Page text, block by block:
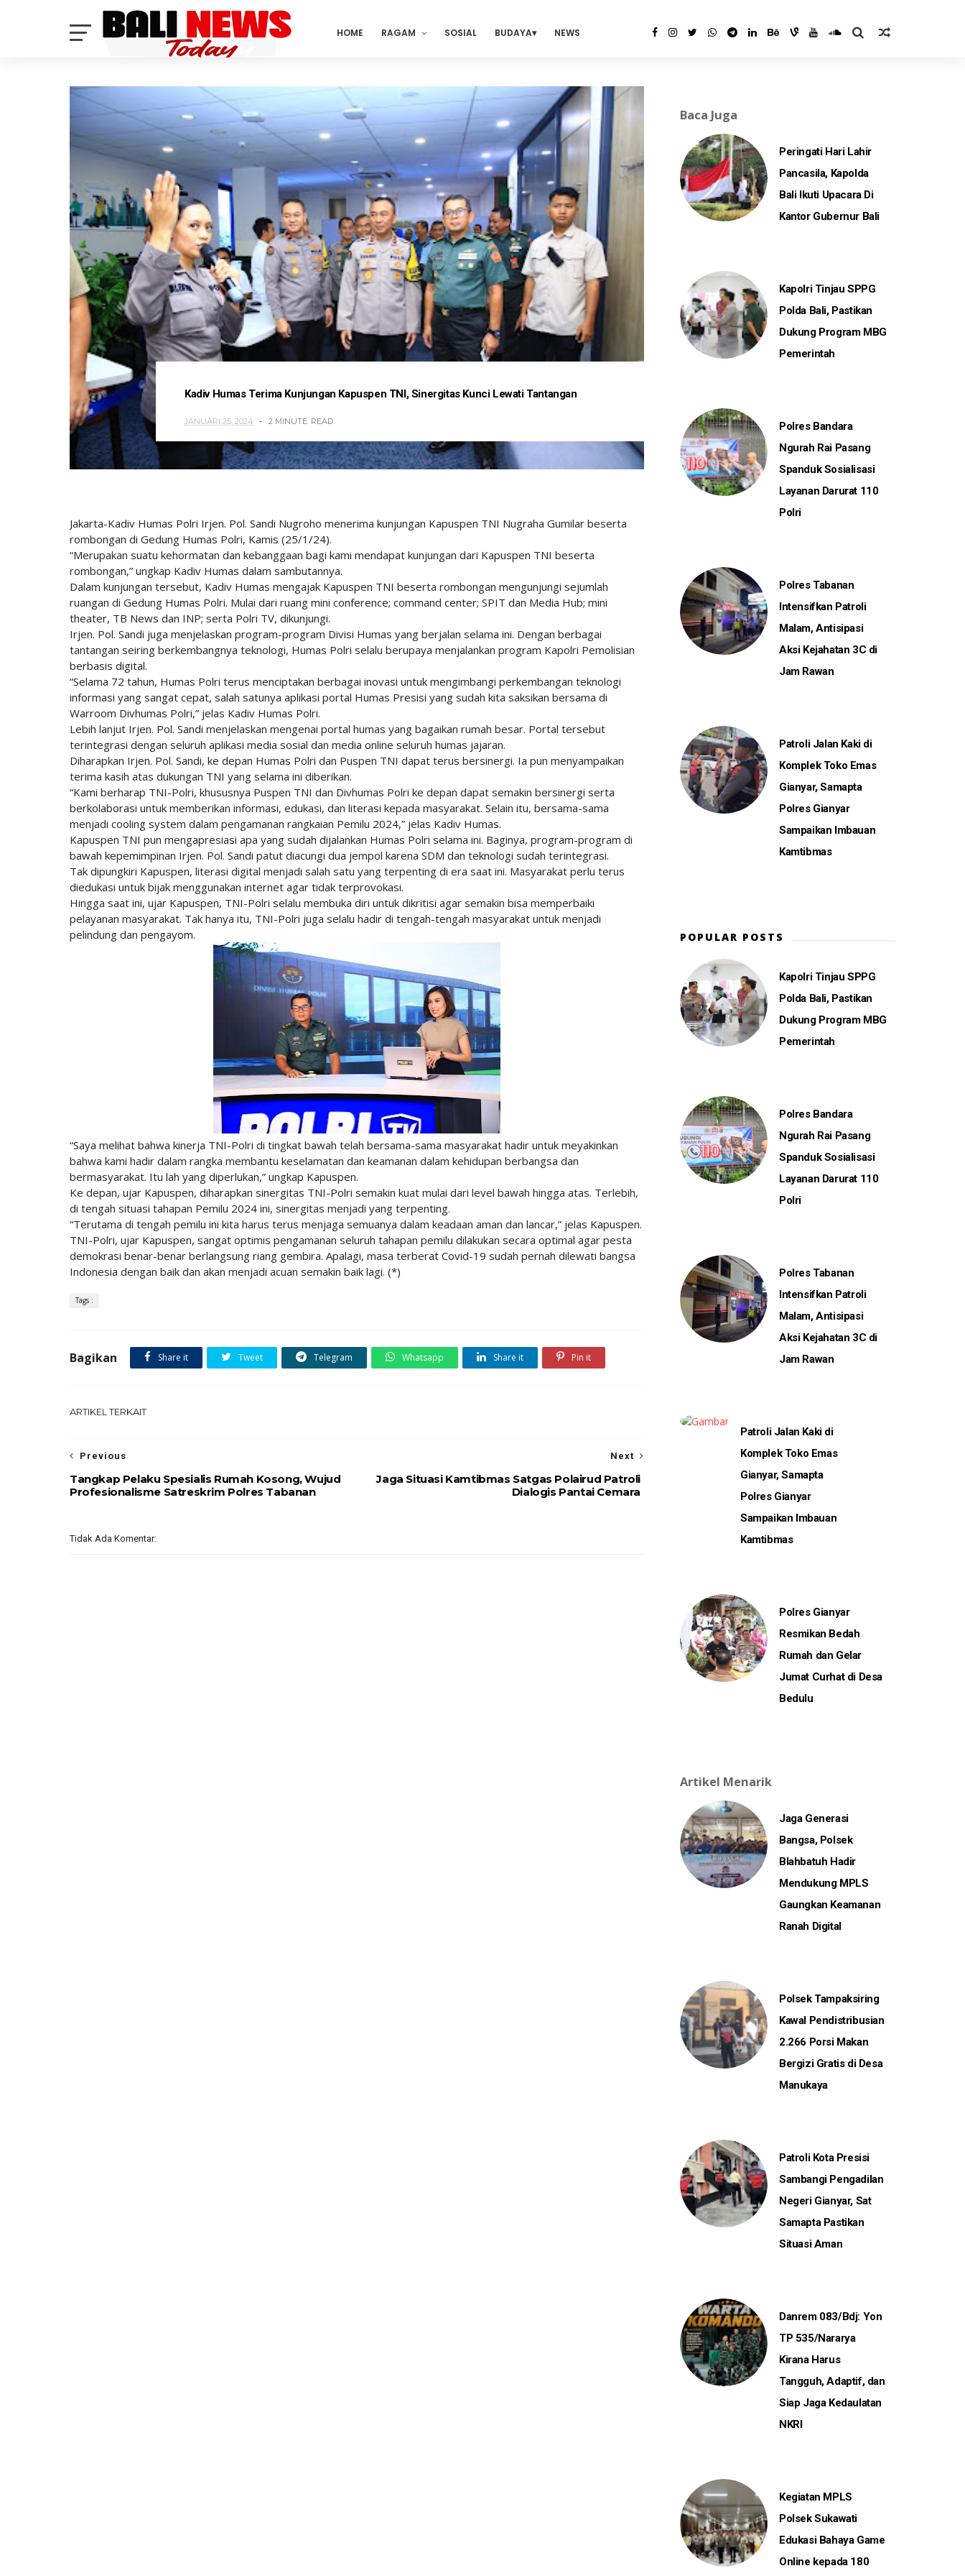
HOME RAGAM SOSIAL BUDAYA NEWS
Kadiv Humas Terima Kunjungan Kapuspen TNI, Sinergitas Kunci Lewati Tantangan
JANUARI 25, 2024 2 MINUTE READ
Jakarta-Kadiv Humas Polri Irjen. Pol. Sandi Nugroho menerima kunjungan Kapuspen TNI Nugraha Gumilar beserta
rombongan di Gedung Humas Polri, Kamis (25/1/24).
“Merupakan suatu kehormatan dan kebanggaan bagi kami mendapat kunjungan dari Kapuspen TNI beserta
rombongan,” ungkap Kadiv Humas dalam sambutannya.
Dalam kunjungan tersebut, Kadiv Humas mengajak Kapuspen TNI beserta rombongan mengunjungi sejumlah
ruangan di Gedung Humas Polri. Mulai dari ruang mini conference; command center; SPIT dan Media Hub; mini
theater, TB News dan INP; serta Polri TV, dikunjungi.
Irjen. Pol. Sandi juga menjelaskan program-program Divisi Humas yang berjalan selama ini. Dengan berbagai
tantangan seiring berkembangnya teknologi, Humas Polri selalu berupaya menjalankan program Kapolri Pemolisian
berbasis digital.
“Selama 72 tahun, Humas Polri terus menciptakan berbagai inovasi untuk mengimbangi perkembangan teknologi
informasi yang sangat cepat, salah satunya aplikasi portal Humas Presisi yang sudah kita saksikan bersama di
Warroom Divhumas Polri,” jelas Kadiv Humas Polri.
Lebih lanjut Irjen. Pol. Sandi menjelaskan mengenai portal humas yang bagaikan rumah besar. Portal tersebut
terintegrasi dengan seluruh aplikasi media sosial dan media online seluruh humas jajaran.
Diharapkan Irjen. Pol. Sandi, ke depan Humas Polri dan Puspen TNI dapat terus bersinergi. Ia pun menyampaikan
terima kasih atas dukungan TNI yang selama ini diberikan.
“Kami berharap TNI-Polri, khususnya Puspen TNI dan Divhumas Polri ke depan dapat semakin bersinergi serta
berkolaborasi untuk memberikan informasi, edukasi, dan literasi kepada masyarakat. Selain itu, bersama-sama
menjadi cooling system dalam pengamanan rangkaian Pemilu 2024,” jelas Kadiv Humas.
Kapuspen TNI pun mengapresiasi apa yang sudah dijalankan Humas Polri selama ini. Baginya, program-program di
bawah kepemimpinan Irjen. Pol. Sandi patut diacungi dua jempol karena SDM dan teknologi sudah terintegrasi.
Tak dipungkiri Kapuspen, literasi digital menjadi salah satu yang terpenting di era saat ini. Masyarakat perlu terus
diedukasi untuk bijak menggunakan internet agar tidak terprovokasi.
Hingga saat ini, ujar Kapuspen, TNI-Polri selalu membuka diri untuk dikritisi agar semakin bisa memperbaiki
pelayanan masyarakat. Tak hanya itu, TNI-Polri juga selalu hadir di tengah-tengah masyarakat untuk menjadi
pelindung dan pengayom.
“Saya melihat bahwa kinerja TNI-Polri di tingkat bawah telah bersama-sama masyarakat hadir untuk meyakinkan
bahwa kami hadir dalam rangka membantu keselamatan dan keamanan dalam kehidupan berbangsa dan
bermasyarakat. Itu lah yang diperlukan,” ungkap Kapuspen.
Ke depan, ujar Kapuspen, diharapkan sinergitas TNI-Polri semakin kuat mulai dari level bawah hingga atas. Terlebih,
di tengah situasi tahapan Pemilu 2024 ini, sinergitas menjadi yang terpenting.
“Terutama di tengah pemilu ini kita harus terus menjaga semuanya dalam keadaan aman dan lancar,” jelas Kapuspen.
TNI-Polri, ujar Kapuspen, sangat optimis pengamanan seluruh tahapan pemilu dilakukan secara optimal agar pesta
demokrasi benar-benar berlangsung riang gembira. Apalagi, masa terberat Covid-19 sudah pernah dilewati bangsa
Indonesia dengan baik dan akan menjadi acuan semakin baik lagi. (*)
Tags :
Bagikan Share it Tweet Telegram Whatsapp Share it Pin it
ARTIKEL TERKAIT
Next
Jaga Situasi Kamtibmas Satgas Polairud Patroli
Dialogis Pantai Cemara
Previous
Tangkap Pelaku Spesialis Rumah Kosong, Wujud
Profesionalisme Satreskrim Polres Tabanan
Tidak Ada Komentar:
Baca Juga
Peringati Hari Lahir
Pancasila, Kapolda
Bali Ikuti Upacara Di
Kantor Gubernur Bali
Kapolri Tinjau SPPG
Polda Bali, Pastikan
Dukung Program MBG
Pemerintah
Polres Bandara
Ngurah Rai Pasang
Spanduk Sosialisasi
Layanan Darurat 110
Polri
Polres Tabanan
Intensifkan Patroli
Malam, Antisipasi
Aksi Kejahatan 3C di
Jam Rawan
Patroli Jalan Kaki di
Komplek Toko Emas
Gianyar, Samapta
Polres Gianyar
Sampaikan Imbauan
Kamtibmas
POPULAR POSTS
Kapolri Tinjau SPPG
Polda Bali, Pastikan
Dukung Program MBG
Pemerintah
Polres Bandara
Ngurah Rai Pasang
Spanduk Sosialisasi
Layanan Darurat 110
Polri
Polres Tabanan
Intensifkan Patroli
Malam, Antisipasi
Aksi Kejahatan 3C di
Jam Rawan
Patroli Jalan Kaki di
Komplek Toko Emas
Gianyar, Samapta
Polres Gianyar
Sampaikan Imbauan
Kamtibmas
Polres Gianyar
Resmikan Bedah
Rumah dan Gelar
Jumat Curhat di Desa
Bedulu
Artikel Menarik
Jaga Generasi
Bangsa, Polsek
Blahbatuh Hadir
Mendukung MPLS
Gaungkan Keamanan
Ranah Digital
Polsek Tampaksiring
Kawal Pendistribusian
2.266 Porsi Makan
Bergizi Gratis di Desa
Manukaya
Patroli Kota Presisi
Sambangi Pengadilan
Negeri Gianyar, Sat
Samapta Pastikan
Situasi Aman
Danrem 083/Bdj: Yon
TP 535/Nararya
Kirana Harus
Tangguh, Adaptif, dan
Siap Jaga Kedaulatan
NKRI
Kegiatan MPLS
Polsek Sukawati
Edukasi Bahaya Game
Online kepada 180